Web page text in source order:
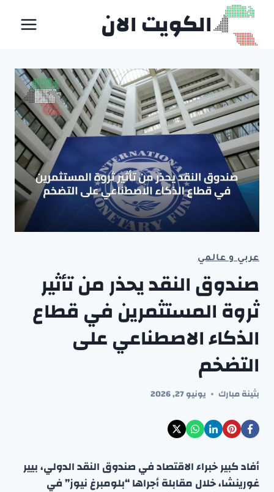
التجاوز
المحتوى
الكويت الان
عربي و عالمي
صندوق النقد يحذر من تأثير
ثروة المستثمرين في قطاع
الذكاء الاصطناعي على
التضخم
بثينة مبارك يونيو 27, 2026
أفاد كبير خبراء الاقتصاد في صندوق النقد الدولي، بيير
غورينشا، خلال مقابلة أجراها “بلومبرغ نيوز” في